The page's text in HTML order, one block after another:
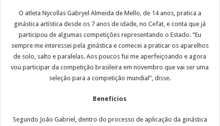
O atleta Nycollas Gabryel Almeida de Mello, de 14 anos, pratica a
ginástica artística desde os 7 anos de idade, no Cefat, e conta que já
participou de algumas competições representando o Estado. “Eu
sempre me interessei pela ginástica e comecei a praticar os aparelhos
de solo, salto e paralelas. Aos poucos fui me aperfeiçoando e agora
vou participar da competição brasileira em novembro que vai ser uma
seleção para a competição mundial”, disse.
Benefícios
Segundo João Gabriel, dentro do processo de aplicação da ginástica